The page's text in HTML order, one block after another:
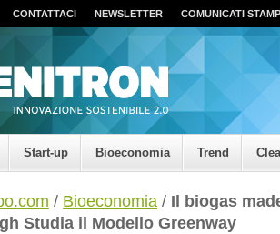
CONTATTACI NEWSLETTER COMUNICATI
Start-up Bioeconomia Trend
/ Bioeconomia / Il biogas
Studia il Modello Greenway